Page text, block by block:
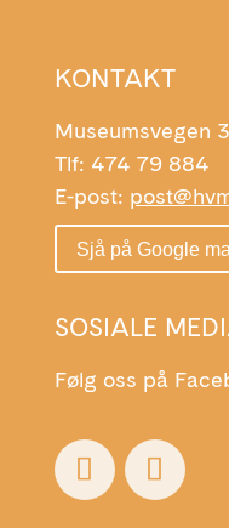
KONTAKT
Museumsvegen
Tlf: 474 79 884
E-post:
Sjå på Google
SOSIALE
Følg oss på